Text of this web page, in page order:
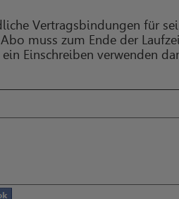
Vertragsbindungen für
muss zum Ende der
Einschreiben verwenden